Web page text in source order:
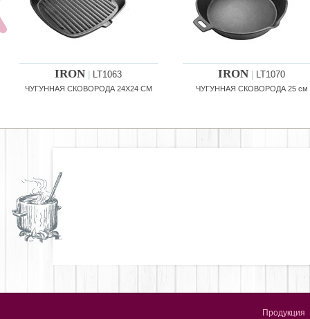
IRON LT1063
ЧУГУННАЯ СКОВОРОДА 24X24 CM
IRON LT1070
ЧУГУННАЯ СКОВОРОДА 25 см
Продукция